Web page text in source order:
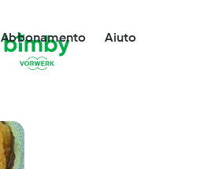
Abbonamento Aiuto